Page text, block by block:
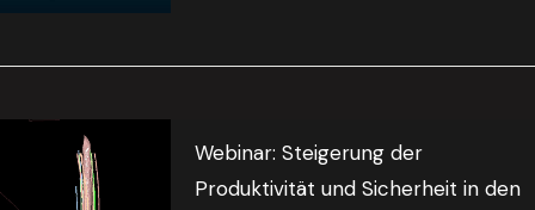
Webinar: Steigerung der
Produktivität und Sicherheit in den